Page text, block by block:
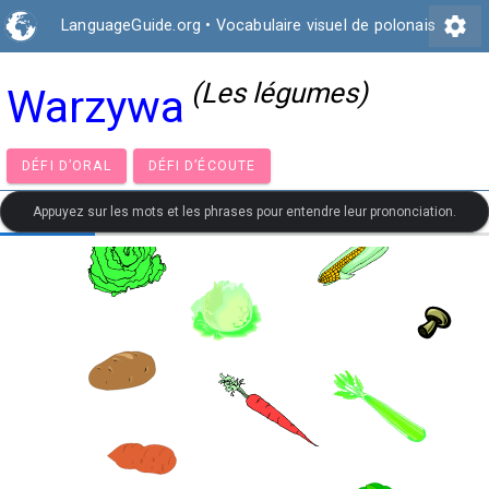
LanguageGuide.org • Vocabulaire visuel de polonais settings
Warzywa (Les légumes)
DÉFI D’ORAL DÉFI D’ÉCOUTE
Appuyez sur les mots et les phrases pour entendre leur prononciation.